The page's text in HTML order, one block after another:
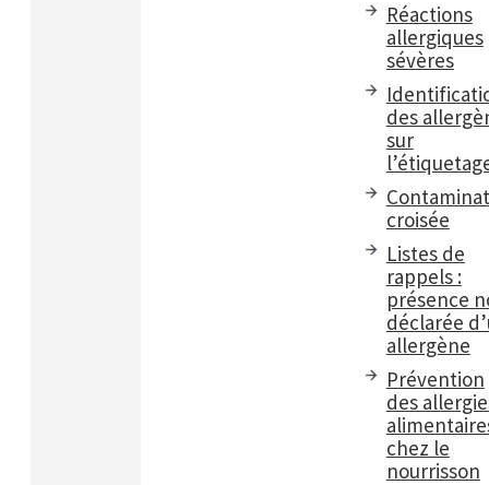
Réactions
allergiques
sévères
des
sur
croisée
Listes de
rappels :
présence
déclarée
allergène
Prévention
des
chez le
nourrisson